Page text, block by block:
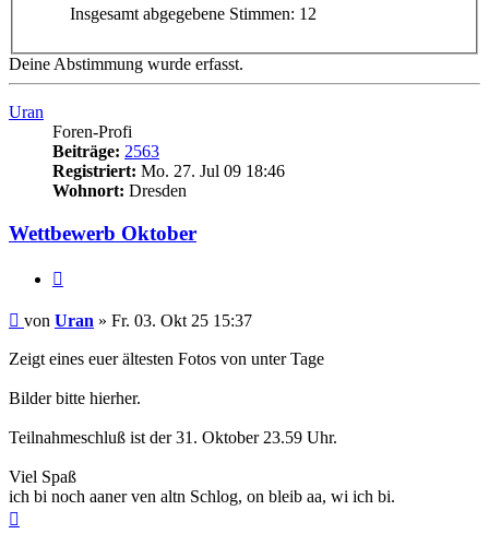
Insgesamt abgegebene Stimmen: 12
Deine Abstimmung wurde erfasst.
Uran
Foren-Profi
Beiträge: 2563
Registriert: Mo. 27. Jul 09 18:46
Wohnort: Dresden
Wettbewerb Oktober
Beitrag
von Uran » Fr. 03. Okt 25 15:37
Zeigt eines euer ältesten Fotos von unter Tage
Bilder bitte hierher.
Teilnahmeschluß ist der 31. Oktober 23.59 Uhr.
Viel Spaß
ich bi noch aaner ven altn Schlog, on bleib aa, wi ich bi.